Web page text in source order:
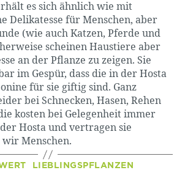
es sich ähnlich wie mit
Delikatesse für Menschen, aber
(wie auch Katzen, Pferde und
scheinen Haustiere aber
an der Pflanze zu zeigen. Sie
im Gespür, dass die in der Hosta
für sie giftig sind. Ganz
bei Schnecken, Hasen, Rehen
kosten bei Gelegenheit immer
Hosta und vertragen sie
Menschen.
Kategorien
LIEBLINGSPFLANZEN